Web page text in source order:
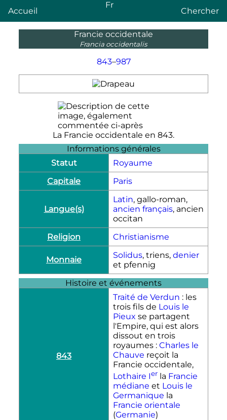
Accueil
Fr
Chercher
Francie occidentale
Francia occidentalis
843–987
La Francie occidentale en 843.
Informations générales
Statut
Royaume
Capitale
Paris
Langue(s)
Latin, gallo-roman,
ancien français, ancien
occitan
Religion
Christianisme
Monnaie Solidus, triens, denier
et pfennig
Histoire et événements
843
Traité de Verdun : les
trois fils de Louis le
Pieux se partagent
l'Empire, qui est alors
dissout en trois
royaumes : Charles le
Chauve reçoit la
Francie occidentale,
Lothaire Ier la Francie
médiane et Louis le
Germanique la
Francie orientale
(Germanie)